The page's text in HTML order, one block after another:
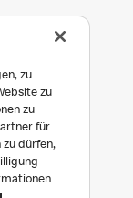
zu
zu
zu
für
zu dürfen,